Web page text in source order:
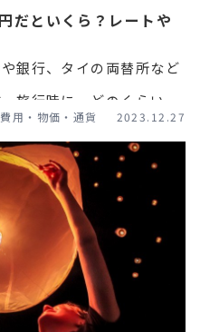
だといくら？レートや
銀行、タイの両替所など
旅行時に、どのくらいバ
トはどのくらいで両替は
イの通貨の気になる情報
用・物価・通貨 2023.12.27